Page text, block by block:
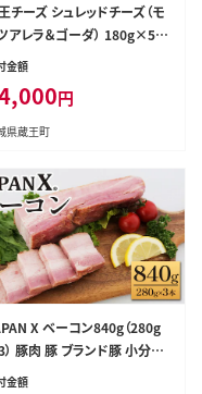
チーズ シュレッドチーズ（モ
アレラ＆ゴーダ） 180g×5袋
ズ シュレッドチーズ 小分け
金額
円
県蔵王町
X ベーコン840g（280g
豚肉 豚 ブランド豚 小分け
ベーコン ジャパンエックス
金額